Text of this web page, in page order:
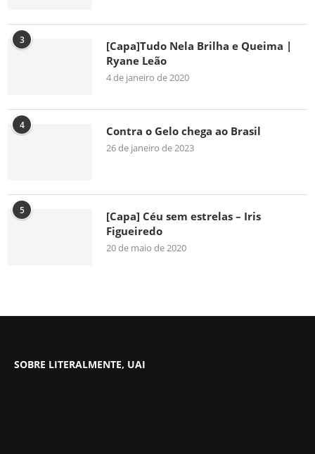
3
[Capa]Tudo Nela Brilha e Queima |
Ryane Leão
4 de janeiro de 2020
4 Contra o Gelo chega ao Brasil
26 de janeiro de 2023
5
[Capa] Céu sem estrelas – Iris
Figueiredo
20 de maio de 2020
SOBRE LITERALMENTE, UAI